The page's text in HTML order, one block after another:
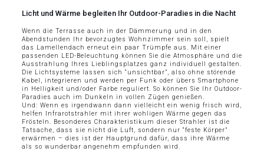
Licht und Wärme begleiten Ihr Outdoor-Paradies in die Nacht
Wenn die Terrasse auch in der Dämmerung und in den
Abendstunden Ihr bevorzugtes Wohnzimmer sein soll, spielt
das Lamellendach erneut ein paar Trümpfe aus. Mit einer
passenden LED-Beleuchtung können Sie die Atmosphäre und die
Ausstrahlung Ihres Lieblingsplatzes ganz individuell gestalten.
Die Lichtsysteme lassen sich “unsichtbar”, also ohne störende
Kabel, integrieren und werden per Funk oder übers Smartphone
in Helligkeit und/oder Farbe reguliert. So können Sie Ihr Outdoor-
Paradies auch im Dunkeln in vollen Zügen genießen.
Und: Wenn es irgendwann dann vielleicht ein wenig frisch wird,
helfen Infrarotstrahler mit ihrer wohligen Wärme gegen das
Frösteln. Besonderes Charakteristikum dieser Strahler ist die
Tatsache, dass sie nicht die Luft, sondern nur “feste Körper”
erwärmen – dies ist der Hauptgrund dafür, dass ihre Wärme
als so wunderbar angenehm empfunden wird.